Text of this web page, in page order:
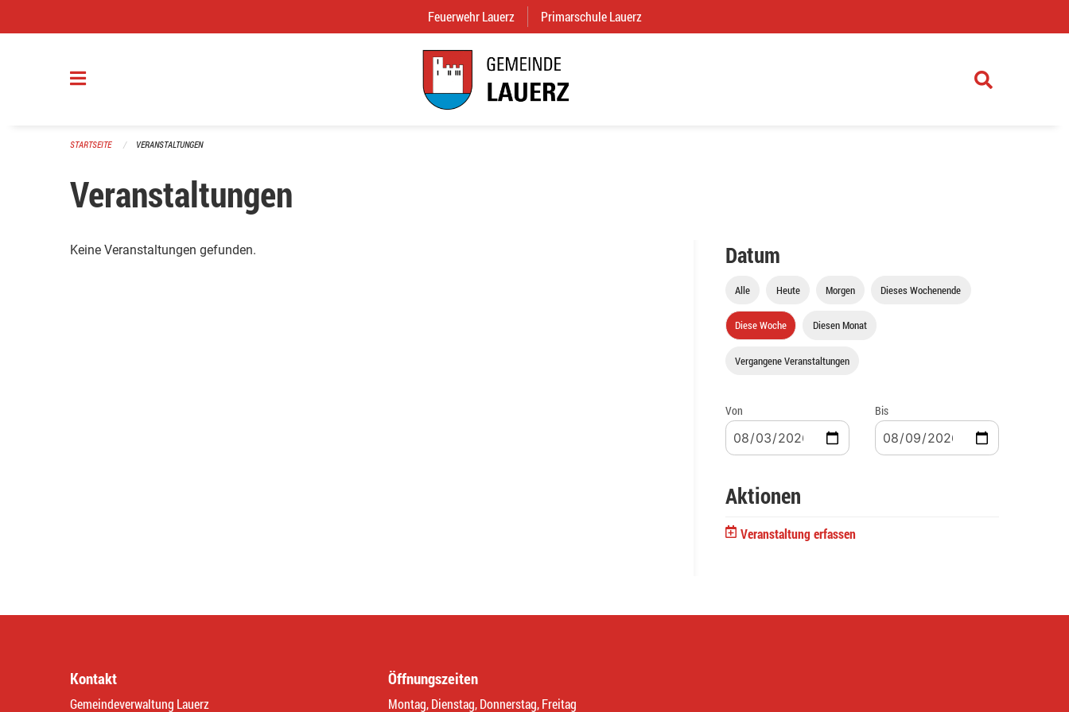
Feuerwehr Lauerz (External Link)
Primarschule Lauerz
STARTSEITE VERANSTALTUNGEN
Veranstaltungen
Keine Veranstaltungen gefunden. Datum
Alle Heute Morgen Dieses Wochenende
Diese Woche Diesen Monat
Vergangene Veranstaltungen
Von Bis
Aktionen
Veranstaltung erfassen
Kontakt
Gemeindeverwaltung Lauerz
Öffnungszeiten
Montag, Dienstag, Donnerstag, Freitag